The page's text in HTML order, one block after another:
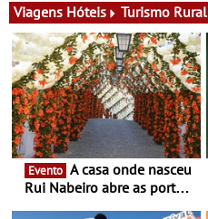
na Quinta do Lago com
uma experiência que une
gastronomia mediterrânica,
cocktails de assinatura e
música
Viagens Hóteis Turismo Rural
Evento
Rui Nabeiro abre as portas